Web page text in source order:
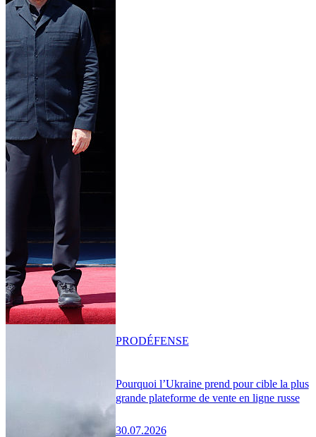
Pourquoi l’Ukraine prend pour cible la plus
grande plateforme de vente en ligne russe
30.07.2026
PRODÉFENSE